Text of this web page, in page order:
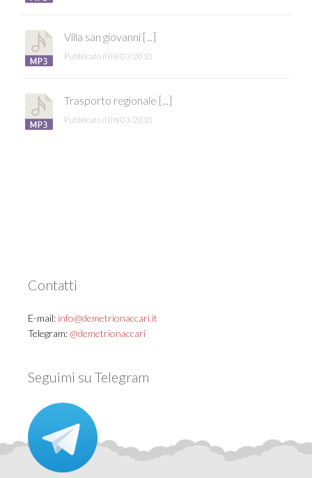
Villa san giovanni [...]
Pubblicato il 08/03/2010
Trasporto regionale [...]
Pubblicato il 08/03/2010
Contatti
E-mail: info@demetrionaccari.it
Telegram: @demetrionaccari
Seguimi su Telegram